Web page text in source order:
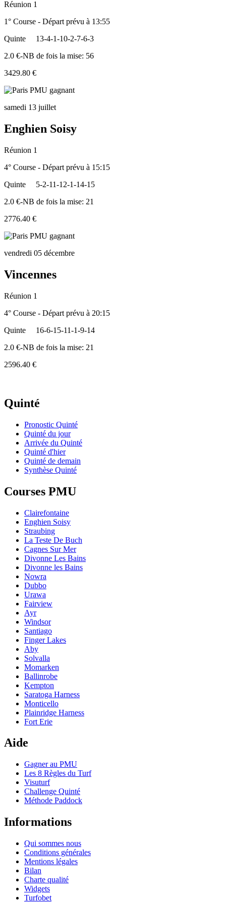
Réunion 1
1° Course - Départ prévu à 13:55
Quinte
13-4-1-10-2-7-6-3
2.0 €-NB de fois la mise: 56
3429.80 €
samedi 13 juillet
Enghien Soisy
Réunion 1
4° Course - Départ prévu à 15:15
Quinte
5-2-11-12-1-14-15
2.0 €-NB de fois la mise: 21
2776.40 €
vendredi 05 décembre
Vincennes
Réunion 1
4° Course - Départ prévu à 20:15
Quinte
16-6-15-11-1-9-14
2.0 €-NB de fois la mise: 21
2596.40 €
Quinté
Pronostic Quinté
Quinté du jour
Arrivée du Quinté
Quinté d'hier
Quinté de demain
Synthèse Quinté
Courses PMU
Clairefontaine
Enghien Soisy
Straubing
La Teste De Buch
Cagnes Sur Mer
Divonne Les Bains
Divonne les Bains
Nowra
Dubbo
Urawa
Fairview
Ayr
Windsor
Santiago
Finger Lakes
Aby
Solvalla
Momarken
Ballinrobe
Kempton
Saratoga Harness
Monticello
Plainridge Harness
Fort Erie
Aide
Gagner au PMU
Les 8 Règles du Turf
Visuturf
Challenge Quinté
Méthode Paddock
Informations
Qui sommes nous
Conditions générales
Mentions légales
Bilan
Charte qualité
Widgets
Turfobet